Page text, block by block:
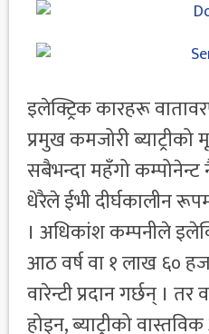
इलेक्ट्रिक कारहरू
प्रमुख कमजोरी ब्याट्रीको
सबैभन्दा महँगो कम्पोनेन्ट
धेरैले ईभी दीर्घकालीन
। अधिकांश कम्पनीले
आठ वर्ष वा १ लाख ६०
वारेन्टी प्रदान गर्छन् । तर
होइन, ब्याट्रीको